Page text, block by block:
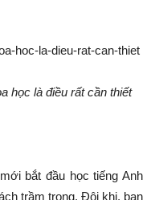
học là điều rất cần thiết
bắt đầu học tiếng Anh
trầm trọng. Đôi khi, bạn